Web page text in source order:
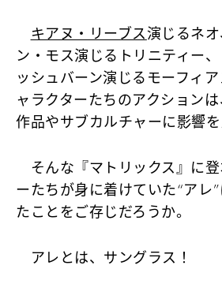
キアヌ・リーブス演じるネ
ン・モス演じるトリニティー
ッシュバーン演じるモーフィ
ャラクターたちのアクション
作品やサブカルチャーに影響を
そんな『マトリックス』に
ーたちが身に着けていた“アレ
たことをご存じだろうか。
アレとは、サングラス！